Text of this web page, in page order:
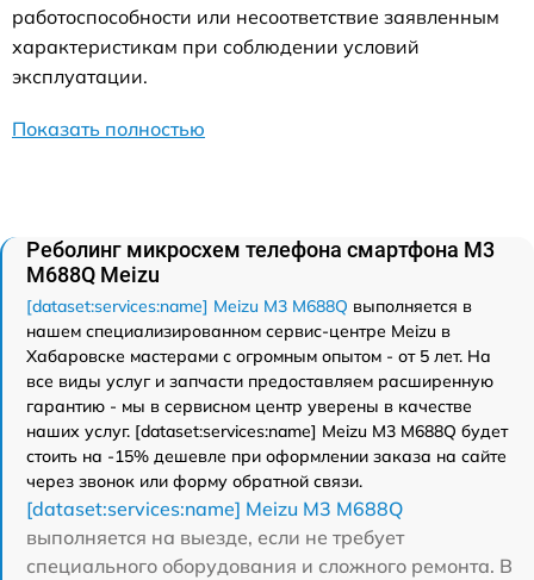
работоспособности или несоответствие заявленным
характеристикам при соблюдении условий
эксплуатации.
Показать полностью
Реболинг микросхем телефона смартфона M3
M688Q Meizu
[dataset:services:name] Meizu M3 M688Q выполняется в
нашем специализированном сервис-центре Meizu в
Хабаровске мастерами с огромным опытом - от 5 лет. На
все виды услуг и запчасти предоставляем расширенную
гарантию - мы в сервисном центр уверены в качестве
наших услуг. [dataset:services:name] Meizu M3 M688Q будет
стоить на -15% дешевле при оформлении заказа на сайте
через звонок или форму обратной связи.
[dataset:services:name] Meizu M3 M688Q
выполняется на выезде, если не требует
специального оборудования и сложного ремонта. В